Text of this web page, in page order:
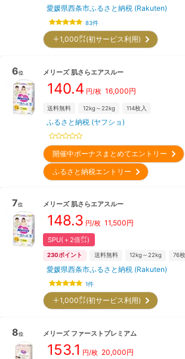
愛媛県西条市ふるさと納税 (Rakuten)
83件
＋1,000㌽(初サービス利用)
6位 メリーズ 肌さらエアスルー
140.4 円/枚 16,000円
送料無料 12kg～22kg 114枚入
ふるさと納税 (ヤフショ)
開催中ボーナスまとめてエントリー
ふるさと納税エントリー
7位 メリーズ 肌さらエアスルー
148.3 円/枚 11,500円
SPU(＋2倍㌽)
230ポイント 送料無料 12kg～22kg 76
愛媛県西条市ふるさと納税 (Rakuten)
1件
＋1,000㌽(初サービス利用)
8位 メリーズ ファーストプレミアム
153.1 円/枚 20,000円